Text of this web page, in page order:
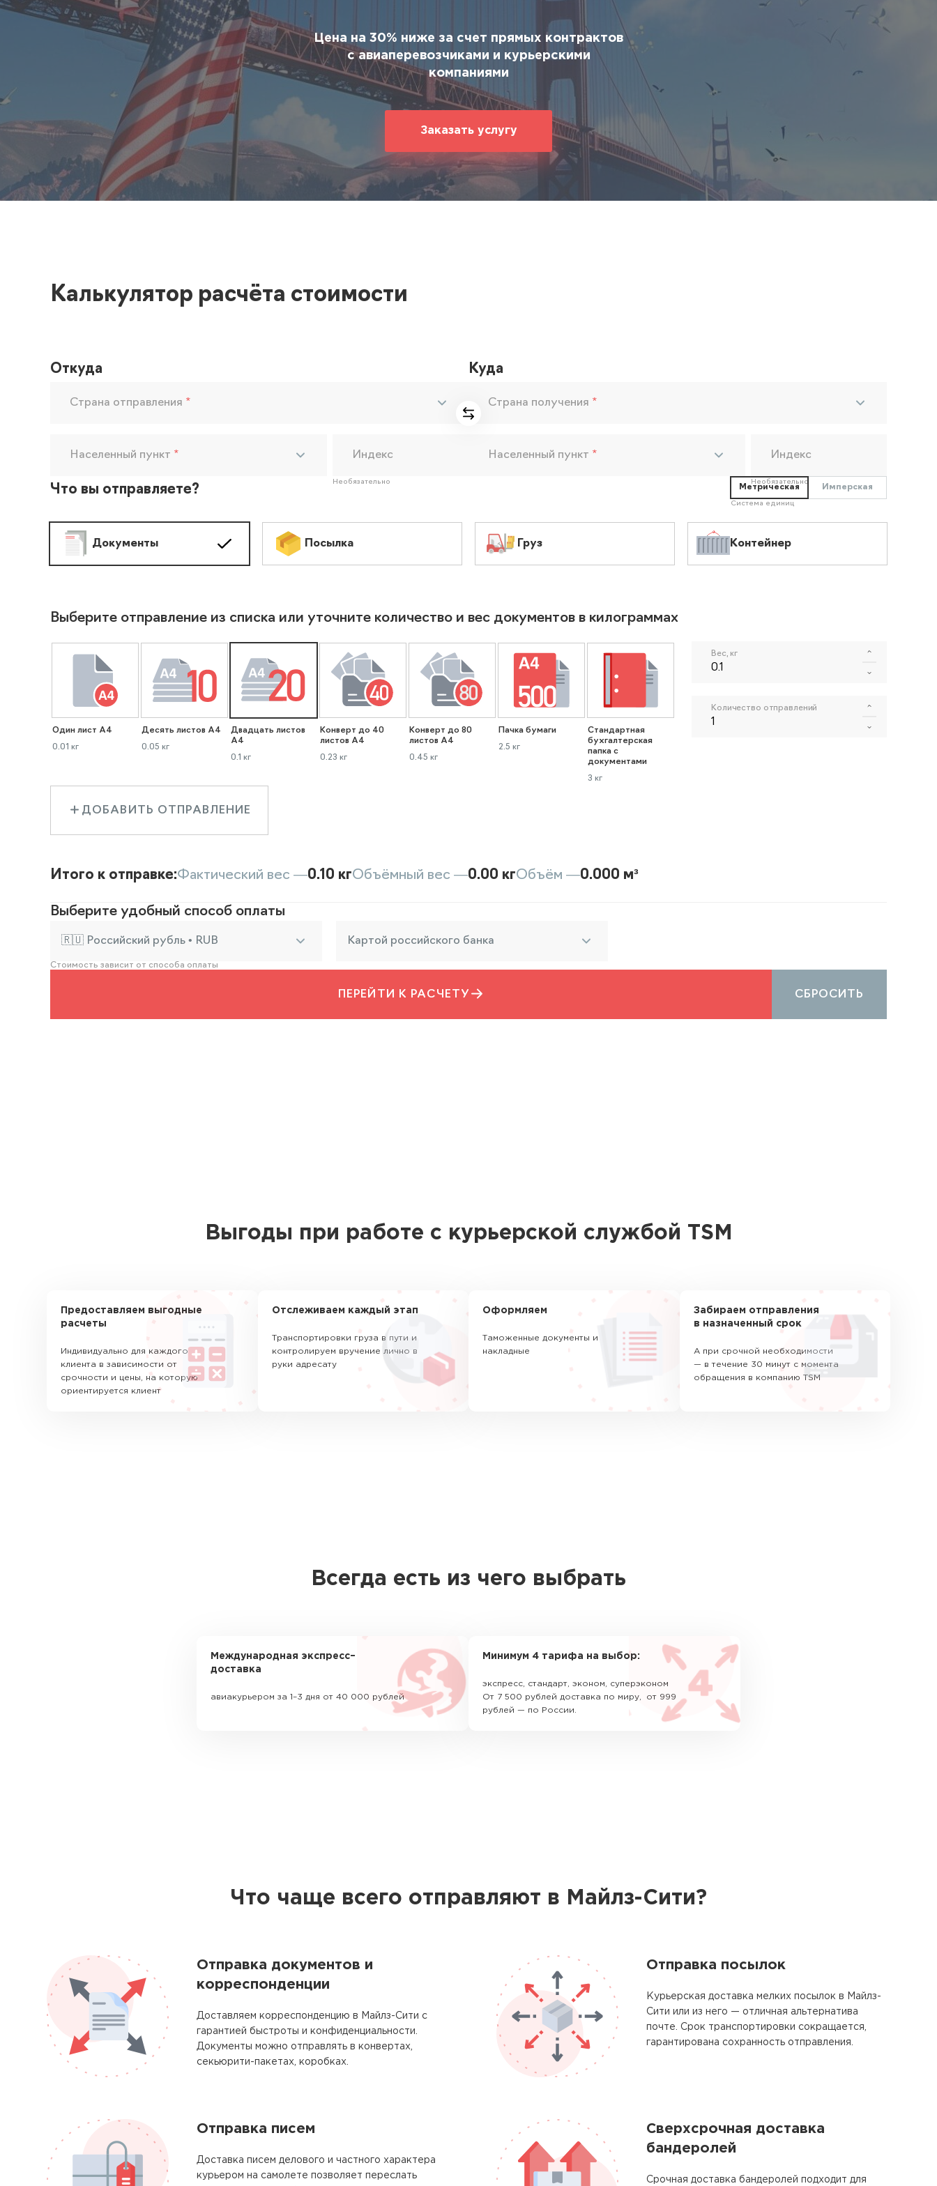
Полезная информация
О компании Страхование
Помощь
Цена на 30% ниже за счет прямых контрактов
с авиаперевозчиками и курьерскими
компаниями
Заказать услугу
Калькулятор расчёта стоимости
Откуда
Страна отправления *
Населенный пункт * Индекс
Необязательно
Куда
Страна получения *
Населенный пункт * Индекс
Необязательно
Что вы отправляете? Метрическая Имперская
Система единиц
Документы Посылка Груз Контейнер
Выберите отправление из списка или уточните количество и вес документов в килограммах
Один лист А4
0.01 кг
Десять листов А4
0.05 кг
Двадцать листов
А4
0.1 кг
Конверт до 40
листов А4
0.23 кг
Конверт до 80
листов А4
0.45 кг
Пачка бумаги
2.5 кг
Стандартная
бухгалтерская
папка с
документами
3 кг
Вес, кг
Количество отправлений
ДОБАВИТЬ ОТПРАВЛЕНИЕ
Итого к отправке:Фактический вес —0.10 кгОбъёмный вес —0.00 кгОбъём —0.000 м³
Выберите удобный способ оплаты
🇷🇺 Российский рубль • RUB Картой российского банка
Стоимость зависит от способа оплаты
ПЕРЕЙТИ К РАСЧЕТУ СБРОСИТЬ
Выгоды при работе с курьерской службой TSM
Предоставляем выгодные
расчеты
Индивидуально для каждого
клиента в зависимости от
срочности и цены, на которую
ориентируется клиент
Отслеживаем каждый этап
Транспортировки груза в пути и
контролируем вручение лично в
руки адресату
Оформляем
Таможенные документы и
накладные
Забираем отправления
в назначенный срок
А при срочной необходимости
— в течение 30 минут с момента
обращения в компанию TSM
Всегда есть из чего выбрать
Международная экспресс–
доставка
авиакурьером за 1–3 дня от 40 000 рублей
Минимум 4 тарифа на выбор:
экспресс, стандарт, эконом, суперэконом
От 7 500 рублей доставка по миру, от 999
рублей — по России.
Что чаще всего отправляют в Майлз-Сити?
Отправка документов и
корреспонденции
Доставляем корреспонденцию в Майлз-Сити с
гарантией быстроты и конфиденциальности.
Документы можно отправлять в конвертах,
секьюрити-пакетах, коробках.
Отправка посылок
Курьерская доставка мелких посылок в Майлз-
Сити или из него — отличная альтернатива
почте. Срок транспортировки сокращается,
гарантирована сохранность отправления.
Отправка писем
Доставка писем делового и частного характера
курьером на самолете позволяет переслать
Сверхсрочная доставка
бандеролей
Срочная доставка бандеролей подходит для